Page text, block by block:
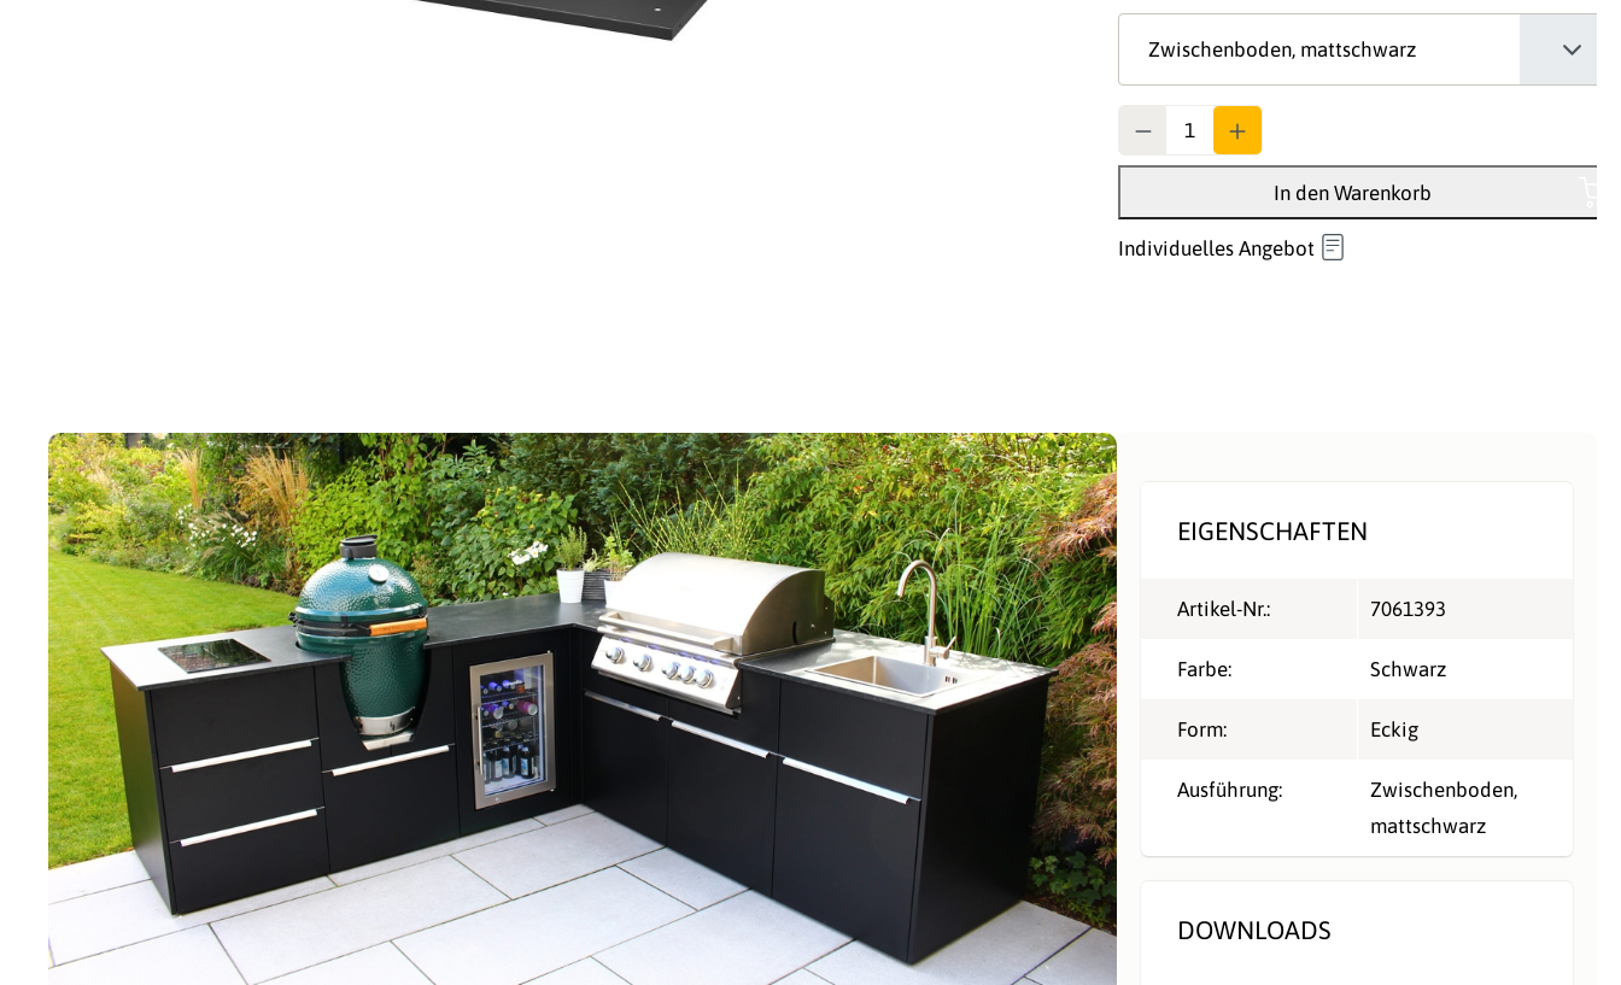
In den Warenkorb
Individuelles Angebot
EIGENSCHAFTEN
Artikel-Nr.: 7061393
Farbe: Schwarz
Form: Eckig
Ausführung:
Zwischenboden,
mattschwarz
DOWNLOADS